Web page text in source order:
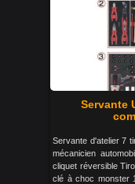
Servante
Servante d'atelier 7
mécanicien
cliquet réversible
clé à choc monster